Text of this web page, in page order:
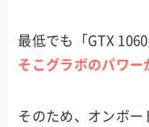
最低でも「GTX
そこグラボのパワー
そのため、オンボー